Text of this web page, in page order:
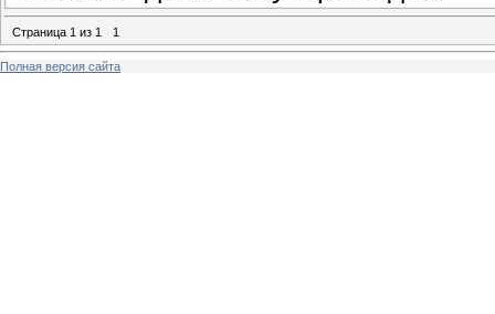
Страница 1 из 1 1
Полная версия сайта